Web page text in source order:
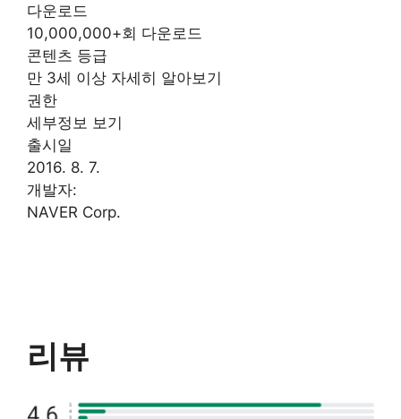
다운로드
10,000,000+회 다운로드
콘텐츠 등급
만 3세 이상 자세히 알아보기
권한
세부정보 보기
출시일
2016. 8. 7.
개발자:
NAVER Corp.
리뷰